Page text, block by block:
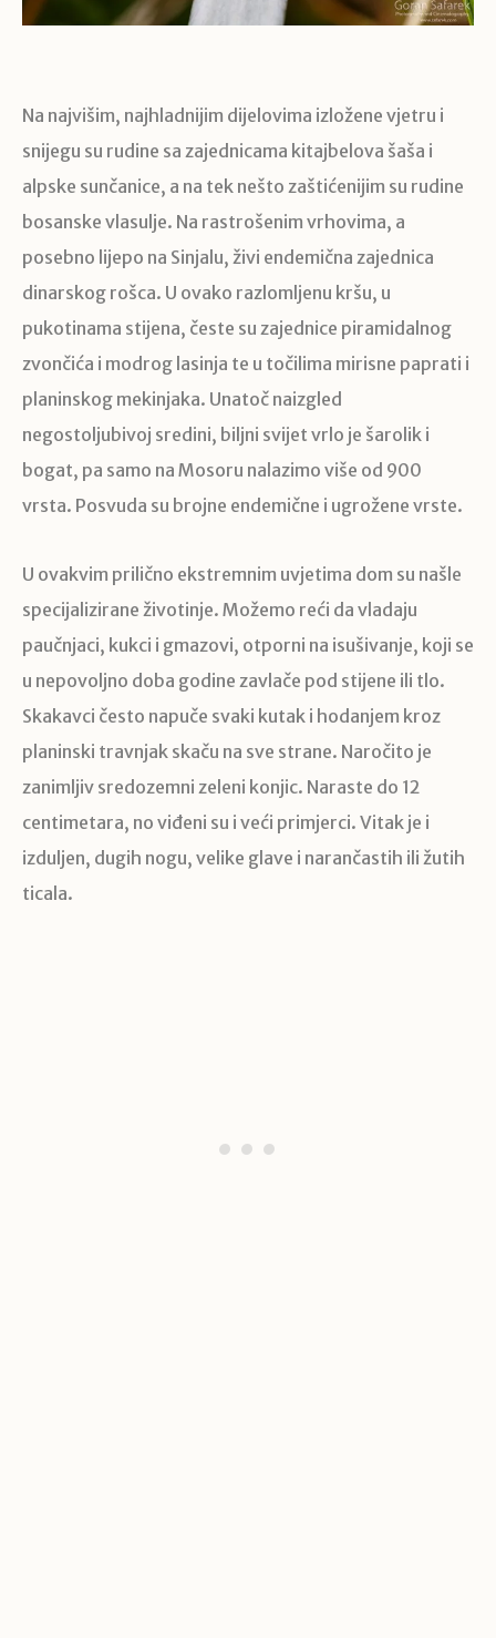
Na najvišim, najhladnijim dijelovima izložene vjetru i
snijegu su rudine sa zajednicama kitajbelova šaša i
alpske sunčanice, a na tek nešto zaštićenijim su rudine
bosanske vlasulje. Na rastrošenim vrhovima, a
posebno lijepo na Sinjalu, živi endemična zajednica
dinarskog rošca. U ovako razlomljenu kršu, u
pukotinama stijena, česte su zajednice piramidalnog
zvončića i modrog lasinja te u točilima mirisne paprati i
planinskog mekinjaka. Unatoč naizgled
negostoljubivoj sredini, biljni svijet vrlo je šarolik i
bogat, pa samo na Mosoru nalazimo više od 900
vrsta. Posvuda su brojne endemične i ugrožene vrste.
U ovakvim prilično ekstremnim uvjetima dom su našle
specijalizirane životinje. Možemo reći da vladaju
paučnjaci, kukci i gmazovi, otporni na isušivanje, koji se
u nepovoljno doba godine zavlače pod stijene ili tlo.
Skakavci često napuče svaki kutak i hodanjem kroz
planinski travnjak skaču na sve strane. Naročito je
zanimljiv sredozemni zeleni konjic. Naraste do 12
centimetara, no viđeni su i veći primjerci. Vitak je i
izduljen, dugih nogu, velike glave i narančastih ili žutih
ticala.